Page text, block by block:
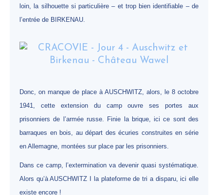
loin, la silhouette si particulière – et trop bien identifiable – de
l’entrée de BIRKENAU.
Donc, on manque de place à AUSCHWITZ, alors, le 8 octobre
1941, cette extension du camp ouvre ses portes aux
prisonniers de l’armée russe. Finie la brique, ici ce sont des
barraques en bois, au départ des écuries construites en série
en Allemagne, montées sur place par les prisonniers.
Dans ce camp, l’extermination va devenir quasi systématique.
Alors qu’à AUSCHWITZ I la plateforme de tri a disparu, ici elle
existe encore !